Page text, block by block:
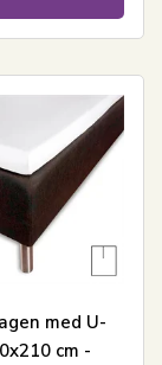
med U-
cm -